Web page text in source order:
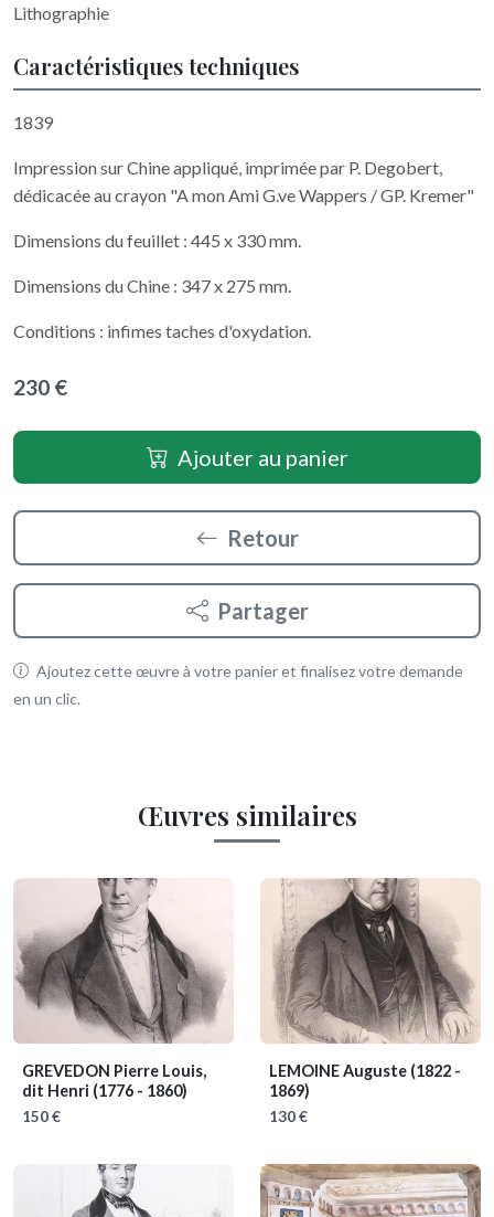
Lithographie
Caractéristiques techniques
1839
Impression sur Chine appliqué, imprimée par P. Degobert,
dédicacée au crayon "A mon Ami G.ve Wappers / GP. Kremer"
Dimensions du feuillet : 445 x 330 mm.
Dimensions du Chine : 347 x 275 mm.
Conditions : infimes taches d'oxydation.
230 €
Ajouter au panier
Retour
Partager
Ajoutez cette œuvre à votre panier et finalisez votre demande
en un clic.
Œuvres similaires
GREVEDON Pierre Louis,
dit Henri (1776 - 1860)
150 €
LEMOINE Auguste (1822 -
1869)
130 €